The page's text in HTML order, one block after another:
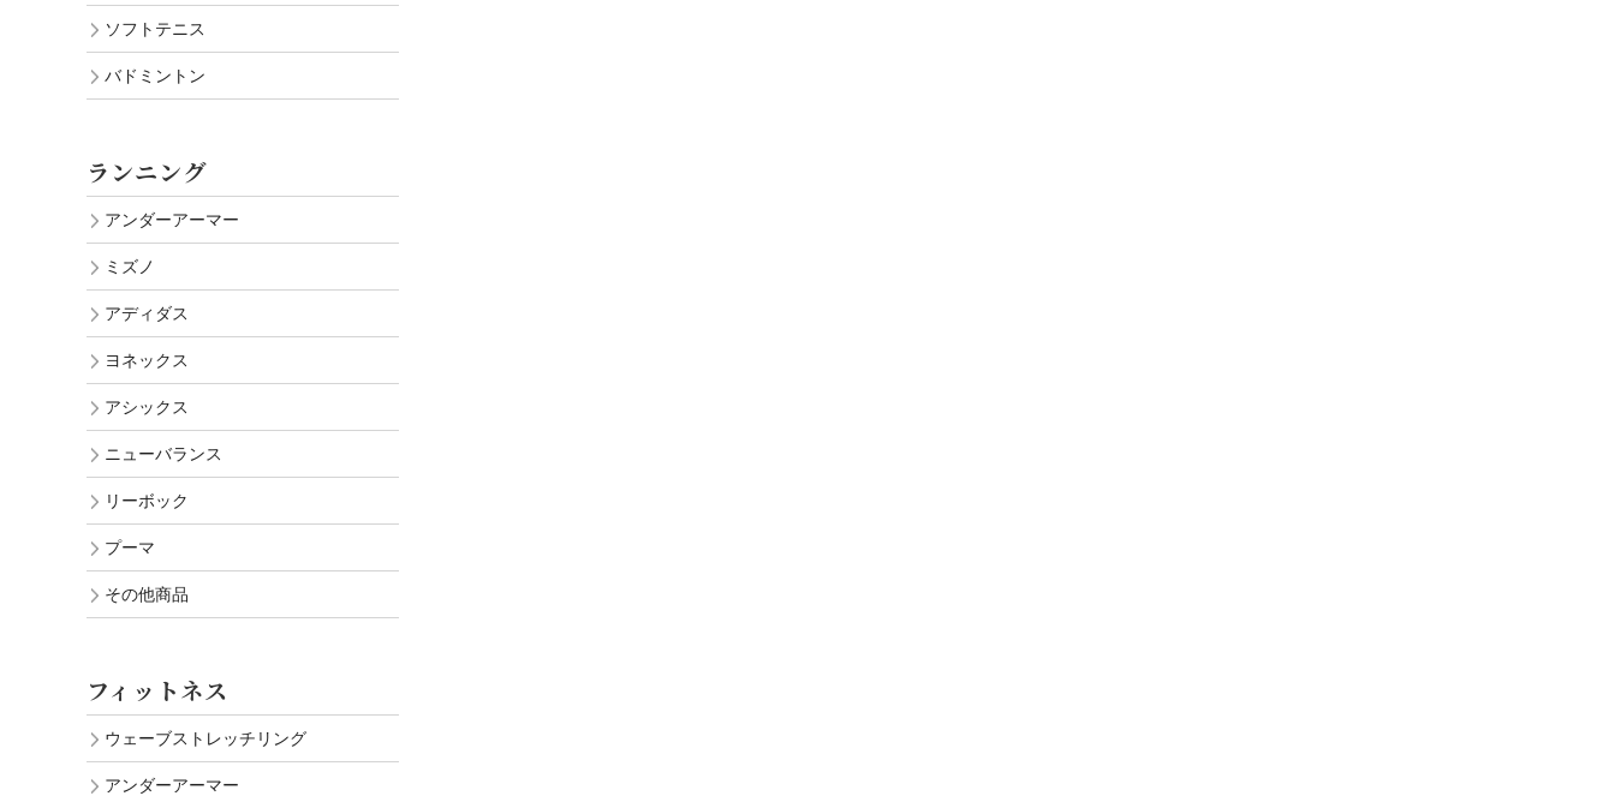
ソフトテニス
バドミントン
ランニング
アンダーアーマー
ミズノ
アディダス
ヨネックス
アシックス
ニューバランス
リーボック
プーマ
その他商品
フィットネス
ウェーブストレッチリング
アンダーアーマー